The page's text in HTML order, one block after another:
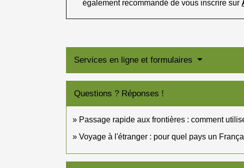
également recommandé de vous inscrire sur
Services en ligne et formulaires
Questions ? Réponses !
Passage rapide aux frontières : comment
Voyage à l'étranger : pour quel pays un